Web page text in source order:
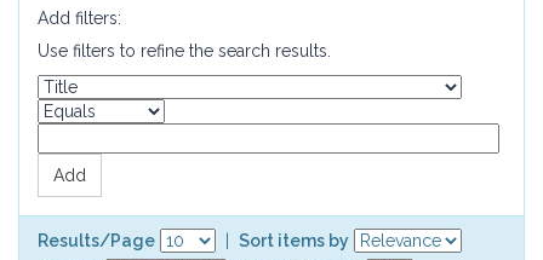
Add filters:
Use filters to refine the search results.
Results/Page
Sort items by